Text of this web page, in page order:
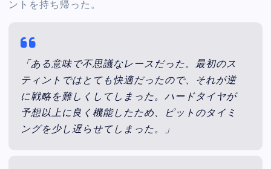
ントを持ち帰った。
「ある意味で不思議なレースだった。最初のス
ティントではとても快適だったので、それが逆
に戦略を難しくしてしまった。ハードタイヤが
予想以上に良く機能したため、ピットのタイミ
ングを少し遅らせてしまった。」